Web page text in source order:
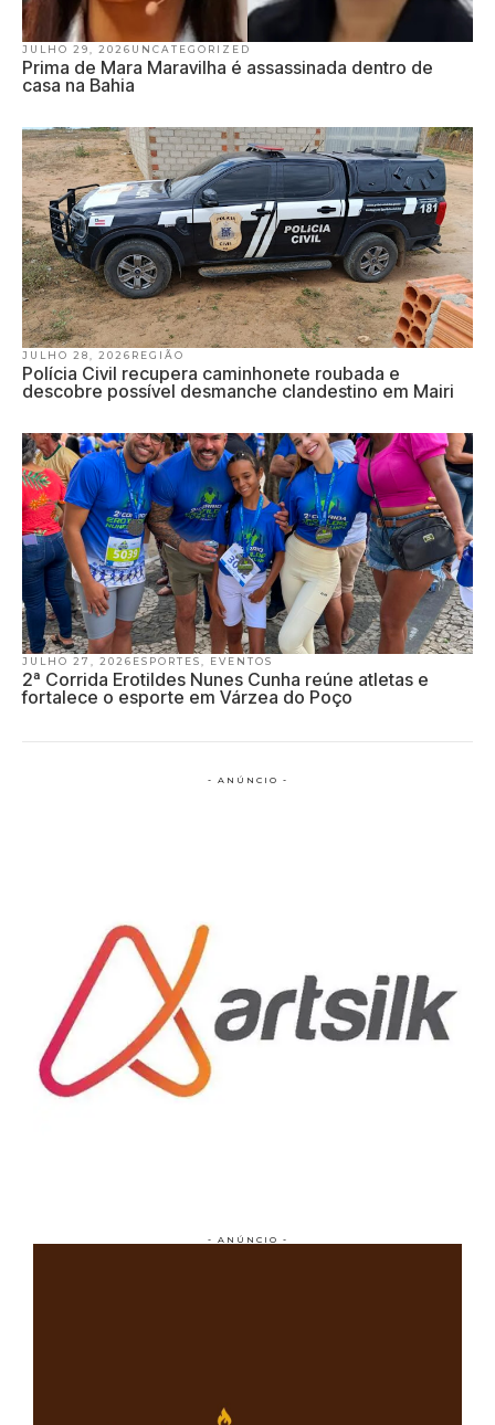
JULHO 29, 2026 UNCATEGORIZED
Prima de Mara Maravilha é assassinada dentro de
casa na Bahia
JULHO 28, 2026 REGIÃO
Polícia Civil recupera caminhonete roubada e
descobre possível desmanche clandestino em Mairi
JULHO 27, 2026 ESPORTES, EVENTOS
2ª Corrida Erotildes Nunes Cunha reúne atletas e
fortalece o esporte em Várzea do Poço
- ANÚNCIO -
- ANÚNCIO -